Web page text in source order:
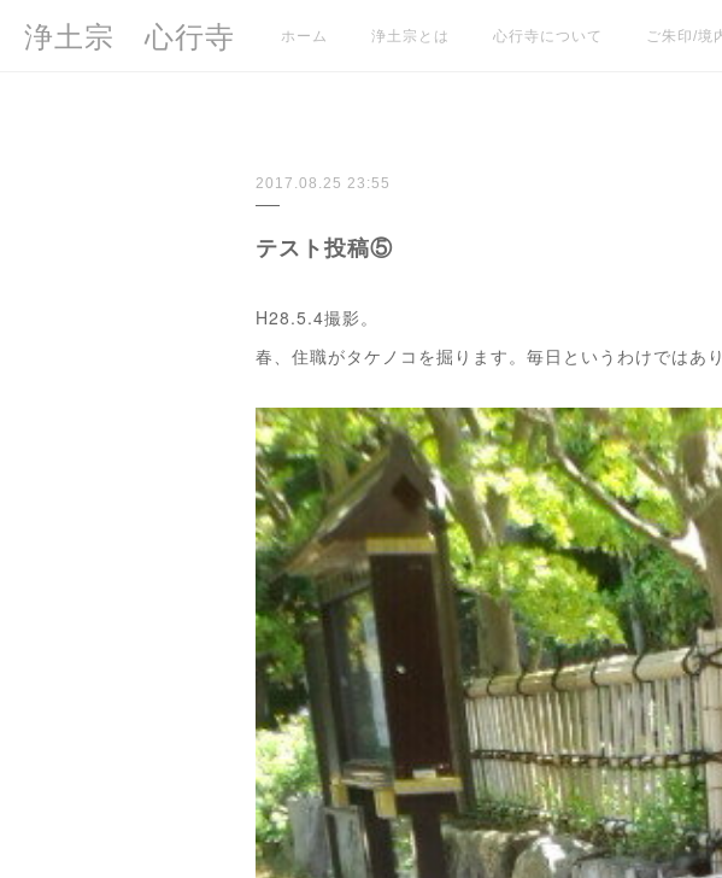
浄土宗 心行寺 ホーム 浄土宗とは 心行寺について ご朱印/境
2017.08.25 23:55
テスト投稿⑤
H28.5.4撮影。
春、住職がタケノコを掘ります。毎日というわけではあ